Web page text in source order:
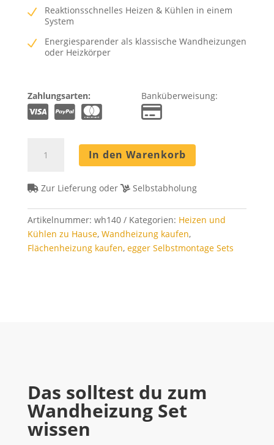
Reaktionsschnelles Heizen & Kühlen in einem
System
Energiesparender als klassische Wandheizungen
oder Heizkörper
Zahlungsarten: Banküberweisung:
Wandheizung
m²
Rohrabstand
8
cm
In den Warenkorb
Zur Lieferung oder Selbstabholung
Artikelnummer: wh140 Kategorien: Heizen und
Kühlen zu Hause, Wandheizung kaufen,
Flächenheizung kaufen, egger Selbstmontage Sets
Das solltest du zum
Wandheizung Set
wissen